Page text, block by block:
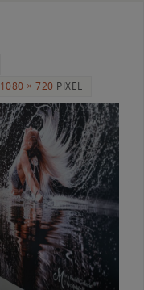
1080 × 720 PIXEL